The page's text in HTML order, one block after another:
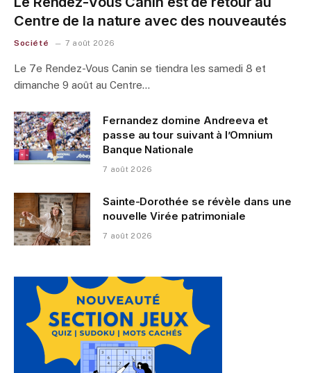
Centre de la nature avec des nouveautés
Société 7 août 2026
Le 7e Rendez-Vous Canin se tiendra les samedi 8 et
dimanche 9 août au Centre…
Fernandez domine Andreeva et
passe au tour suivant à l’Omnium
Banque Nationale
7 août 2026
Sainte-Dorothée se révèle dans une
nouvelle Virée patrimoniale
7 août 2026